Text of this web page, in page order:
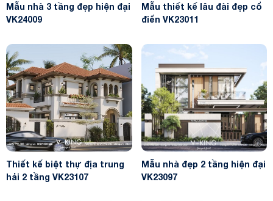
Mẫu nhà 3 tầng đẹp hiện đại
VK24009
Mẫu thiết kế lâu đài đẹp cổ
điển VK23011
Thiết kế biệt thự địa trung
hải 2 tầng VK23107
Mẫu nhà đẹp 2 tầng hiện đại
VK23097